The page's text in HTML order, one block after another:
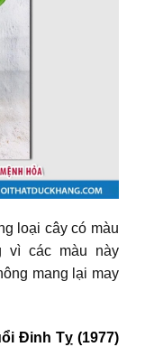
loại cây có màu
vì các màu này
mang lại may
Đinh Tỵ (1977)